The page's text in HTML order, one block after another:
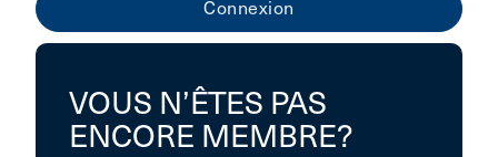
VOUS N’ÊTES PAS
ENCORE MEMBRE?